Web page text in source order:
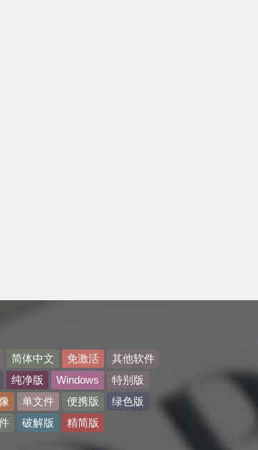
简体中文 免激活
其他软件
纯净版 Windows
特别版
单文件 便携版
绿色版
破解版 精简版